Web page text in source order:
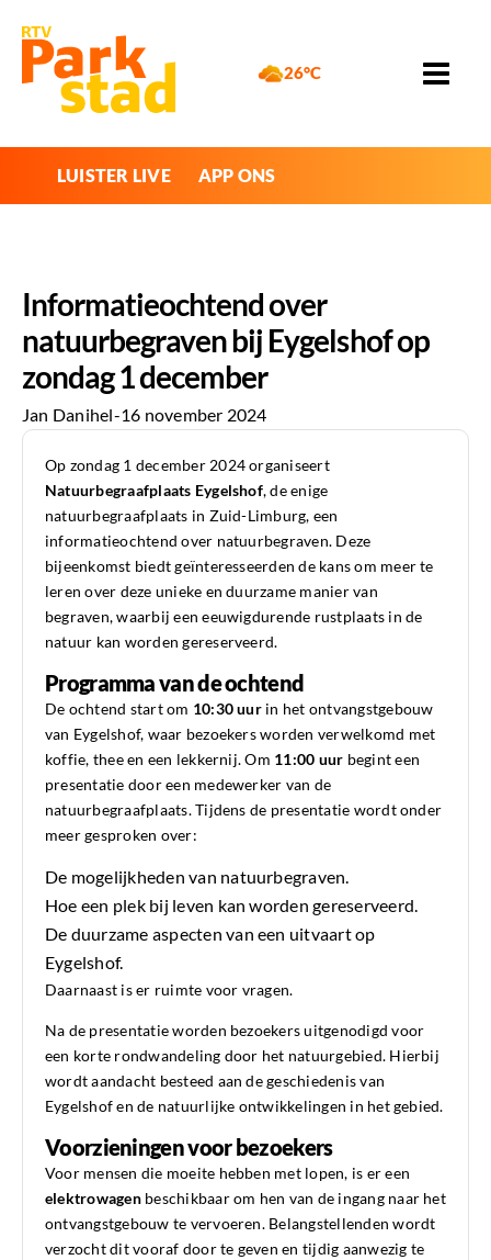
26°C
LUISTER LIVE APP ONS
Informatieochtend over
natuurbegraven bij Eygelshof op
zondag 1 december
Jan Danihel-16 november 2024
Op zondag 1 december 2024 organiseert
Natuurbegraafplaats Eygelshof, de enige
natuurbegraafplaats in Zuid-Limburg, een
informatieochtend over natuurbegraven. Deze
bijeenkomst biedt geïnteresseerden de kans om meer te
leren over deze unieke en duurzame manier van
begraven, waarbij een eeuwigdurende rustplaats in de
natuur kan worden gereserveerd.
Programma van de ochtend
De ochtend start om 10:30 uurin het ontvangstgebouw
van Eygelshof, waar bezoekers worden verwelkomd met
koffie, thee en een lekkernij. Om 11:00 uur begint een
presentatie door een medewerker van de
natuurbegraafplaats. Tijdens de presentatie wordt onder
meer gesproken over:
De mogelijkheden van natuurbegraven.
Hoe een plek bij leven kan worden gereserveerd.
De duurzame aspecten van een uitvaart op
Eygelshof.
Daarnaast is er ruimte voor vragen.
Na de presentatie worden bezoekers uitgenodigd voor
een korte rondwandeling door het natuurgebied. Hierbij
wordt aandacht besteed aan de geschiedenis van
Eygelshof en de natuurlijke ontwikkelingen in het gebied.
Voorzieningen voor bezoekers
Voor mensen die moeite hebben met lopen, is er een
elektrowagenbeschikbaar om hen van de ingang naar het
ontvangstgebouw te vervoeren. Belangstellenden wordt
verzocht dit vooraf door te geven en tijdig aanwezig te